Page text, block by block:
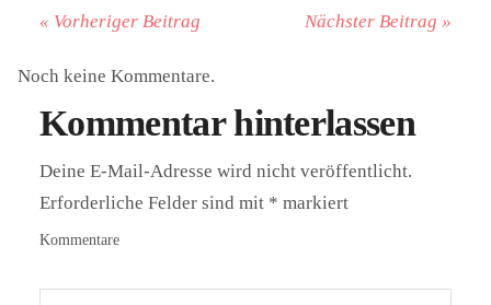
« Vorheriger Beitrag Nächster Beitrag »
Noch keine Kommentare.
Kommentar hinterlassen
Deine E-Mail-Adresse wird nicht veröffentlicht.
Erforderliche Felder sind mit * markiert
Kommentare